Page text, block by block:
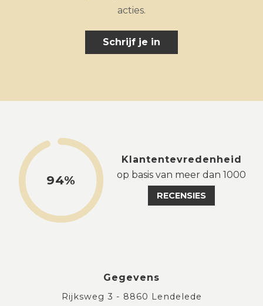
acties.
Schrijf je in
94%
Klantentevredenheid
op basis van meer dan 1000
RECENSIES
Gegevens
Rijksweg 3 - 8860 Lendelede